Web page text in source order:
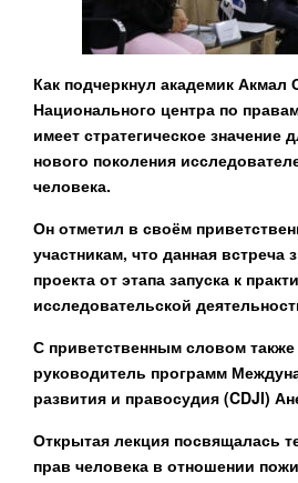
Как подчеркнул академик Акмал
Национального центра по
имеет стратегическое значение
нового поколения
человека.
Он отметил в своём
участникам, что данная встреча
проекта от этапа запуска к
исследовательской
С приветственным словом
руководитель программ
развития и правосудия (CDJI)
Открытая лекция посвящалась
прав человека в отношении